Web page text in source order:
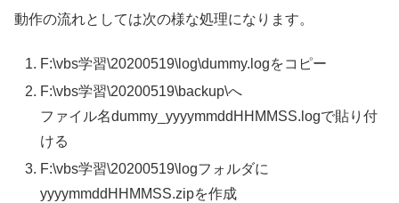
動作の流れとしては次の様な処理になります。
F:\vbs学習\20200519\log\dummy.logをコピー
F:\vbs学習\20200519\backup\へ
ファイル名dummy_yyyymmddHHMMSS.logで貼り付
ける
F:\vbs学習\20200519\logフォルダに
yyyymmddHHMMSS.zipを作成